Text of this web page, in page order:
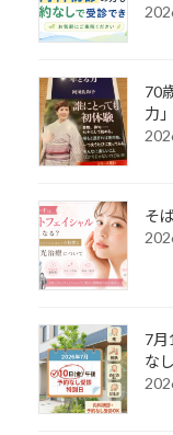
70
力
そ
7月
な